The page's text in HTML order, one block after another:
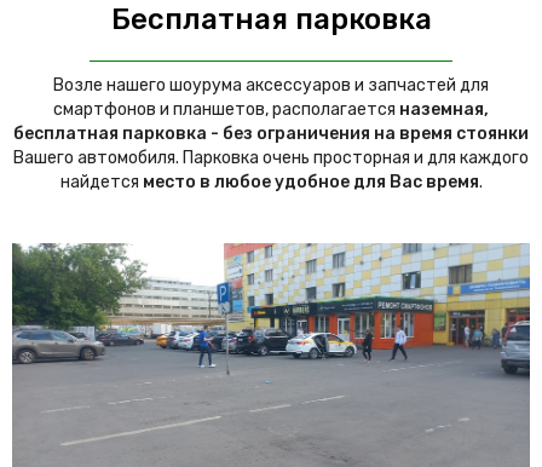
Бесплатная парковка
Возле нашего шоурума аксессуаров и запчастей для
смартфонов и планшетов, располагается наземная,
бесплатная парковка - без ограничения на время стоянки
Вашего автомобиля. Парковка очень просторная и для каждого
найдется место в любое удобное для Вас время.